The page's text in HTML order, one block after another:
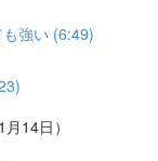
強い (6:49)
14日）